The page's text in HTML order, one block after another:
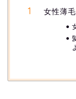
女性薄